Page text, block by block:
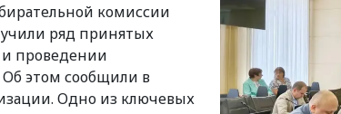
комиссии
ряд принятых
проведении
этом сообщили в
Одно из ключевых